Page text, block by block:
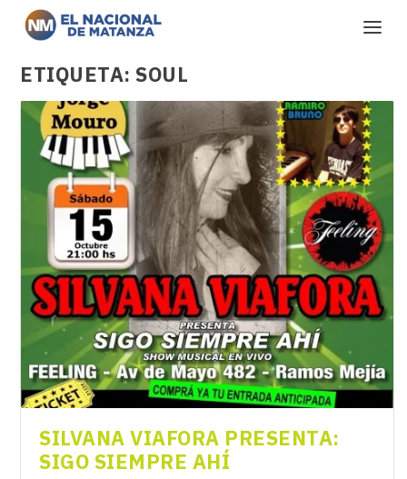
ETIQUETA:SOUL
SILVANA VIAFORA PRESENTA:
SIGO SIEMPRE AHÍ